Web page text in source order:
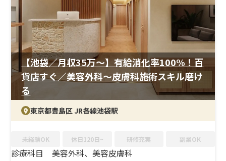
【池袋／月収35万〜】有給消化率100%！百
貨店すぐ／美容外科〜皮膚科施術スキル磨け
る
東京都豊島区 JR各線池袋駅
未経験OK 休日120日~ 研修充実 副業OK
診療科目 美容外科、美容皮膚科